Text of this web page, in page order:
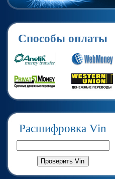
Способы оплаты
Расшифровка Vin